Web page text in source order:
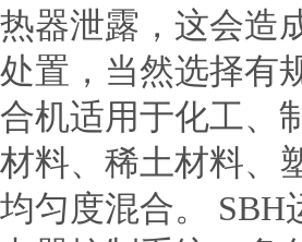
热器泄露，这会造
处置，当然选择有
合机适用于化工、
材料、稀土材料、
均匀度混合。